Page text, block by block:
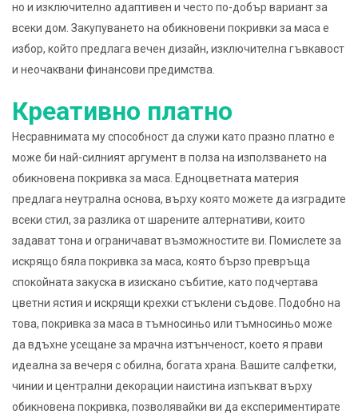
но и изключително адаптивен и често по-добър вариант за
всеки дом. Закупуването на обикновени покривки за маса е
избор, който предлага вечен дизайн, изключителна гъвкавост
и неочаквани финансови предимства.
Креативно платно
Несравнимата му способност да служи като празно платно е
може би най-силният аргумент в полза на използването на
обикновена покривка за маса. Едноцветната материя
предлага неутрална основа, върху която можете да изградите
всеки стил, за разлика от шарените алтернативи, които
задават тона и ограничават възможностите ви. Помислете за
искрящо бяла покривка за маса, която бързо превръща
спокойната закуска в изискано събитие, като подчертава
цветни ястия и искрящи крехки стъклени съдове. Подобно на
това, покривка за маса в тъмносиньо или тъмносиньо може
да вдъхне усещане за мрачна изтънченост, което я прави
идеална за вечеря с обилна, богата храна. Вашите салфетки,
чинии и централни декорации наистина изпъкват върху
обикновена покривка, позволявайки ви да експериментирате